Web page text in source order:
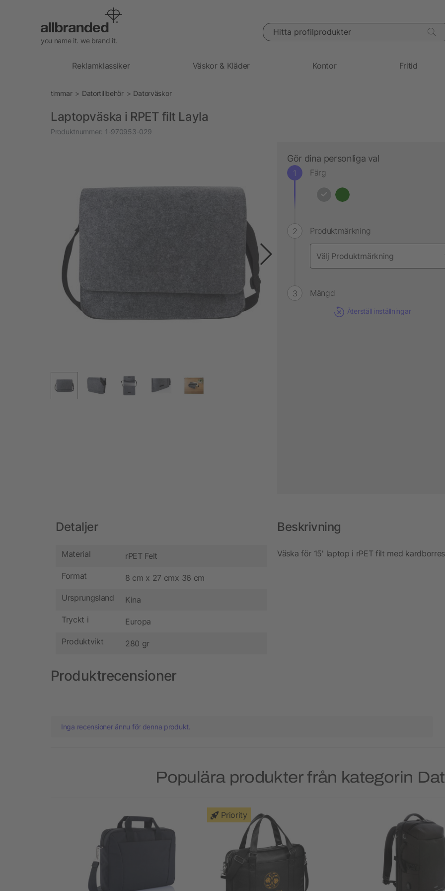
you name it. we brand it.
Hitta profilprodukter
Reklamklassiker Väskor & Kläder Kontor Fritid
timmar Datortillbehör Datorväskor
Laptopväska i RPET filt Layla
Produktnummer: 1-970953-029
Gör dina personliga val
Färg
Produktmärkning
Mängd
Återställ inställningar
Detaljer
Material rPET Felt
Format 8 cm x 27 cmx 36 cm
Ursprungsland Kina
Tryckt i Europa
Produktvikt 280 gr
Beskrivning
Väska för 15' laptop i rPET filt med
Produktrecensioner
Inga recensioner ännu för denna produkt.
Populära produkter från kategorin
Priority